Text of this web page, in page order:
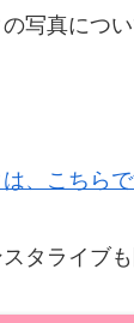
写真につ
、こちらで
タライブ